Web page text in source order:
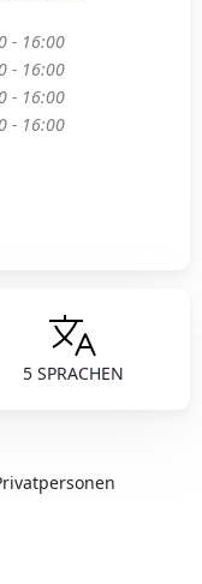
5 SPRACHEN
- 16:00
- 16:00
- 16:00
- 16:00